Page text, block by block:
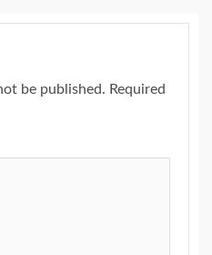
be published. Required